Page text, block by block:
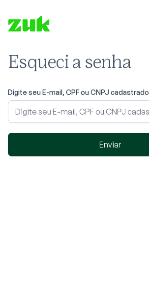
Esqueci a senha
Digite seu E-mail, CPF ou CNPJ cadastrado
Enviar